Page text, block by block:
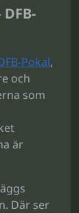
Pokal,
och
som
är
Där ser